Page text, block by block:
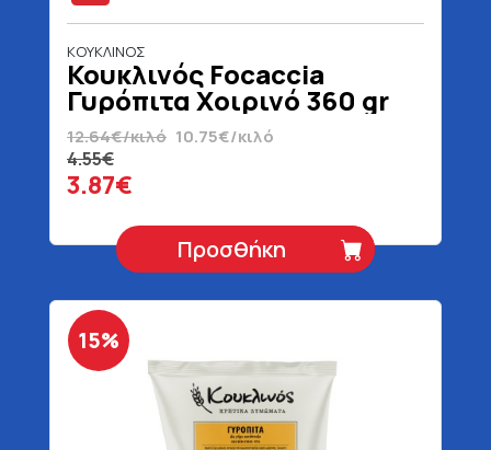
ΚΟΥΚΛΙΝΟΣ
Κουκλινός Focaccia
Γυρόπιτα Χοιρινό 360 gr
12.64€/κιλό 10.75€/κιλό
4.55€
3.87€
Προσθήκη
15%